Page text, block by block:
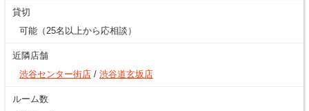
貸切
可能（25名以上から応相談）
近隣店舗
渋谷センター街店 / 渋谷道玄坂店
ルーム数